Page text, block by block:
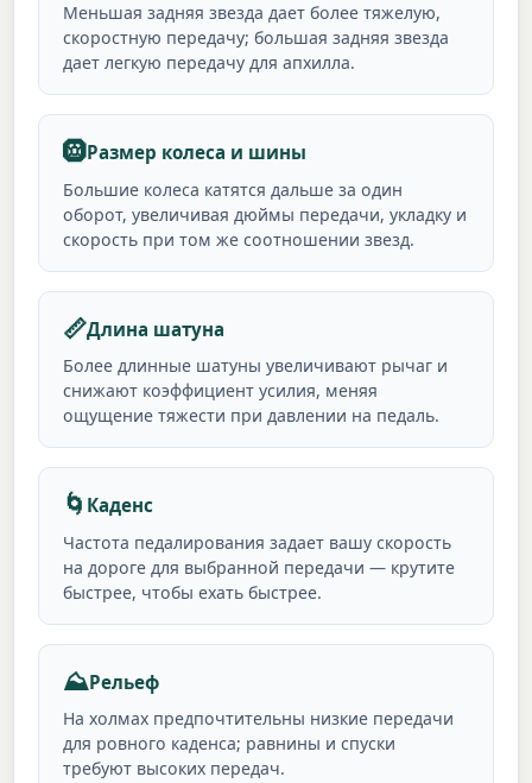
Меньшая задняя звезда дает более тяжелую,
скоростную передачу; большая задняя звезда
дает легкую передачу для апхилла.
🛞Размер колеса и шины
Большие колеса катятся дальше за один
оборот, увеличивая дюймы передачи, укладку и
скорость при том же соотношении звезд.
📏Длина шатуна
Более длинные шатуны увеличивают рычаг и
снижают коэффициент усилия, меняя
ощущение тяжести при давлении на педаль.
🌀 Каденс
Частота педалирования задает вашу скорость
на дороге для выбранной передачи — крутите
быстрее, чтобы ехать быстрее.
⛰️Рельеф
На холмах предпочтительны низкие передачи
для ровного каденса; равнины и спуски
требуют высоких передач.